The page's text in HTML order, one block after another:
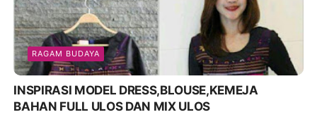
RAGAM BUDAYA
INSPIRASI MODEL DRESS,BLOUSE,KEMEJA
BAHAN FULL ULOS DAN MIX ULOS